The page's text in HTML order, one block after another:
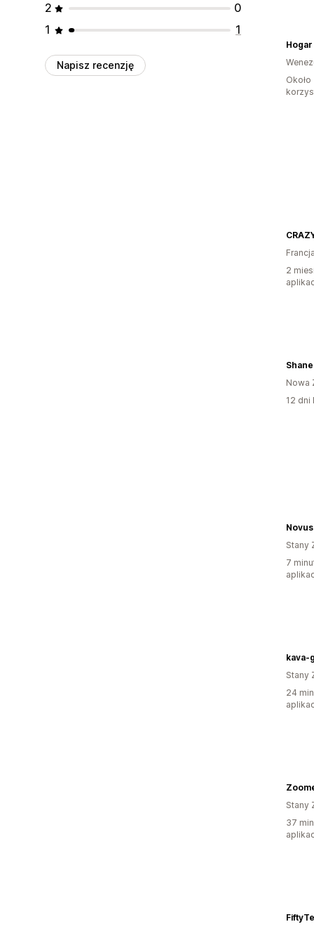
2
0
1
1
Napisz recenzję
2
Nowa
12 dni
Stany
7
kava-
Stany
24
Stany
37